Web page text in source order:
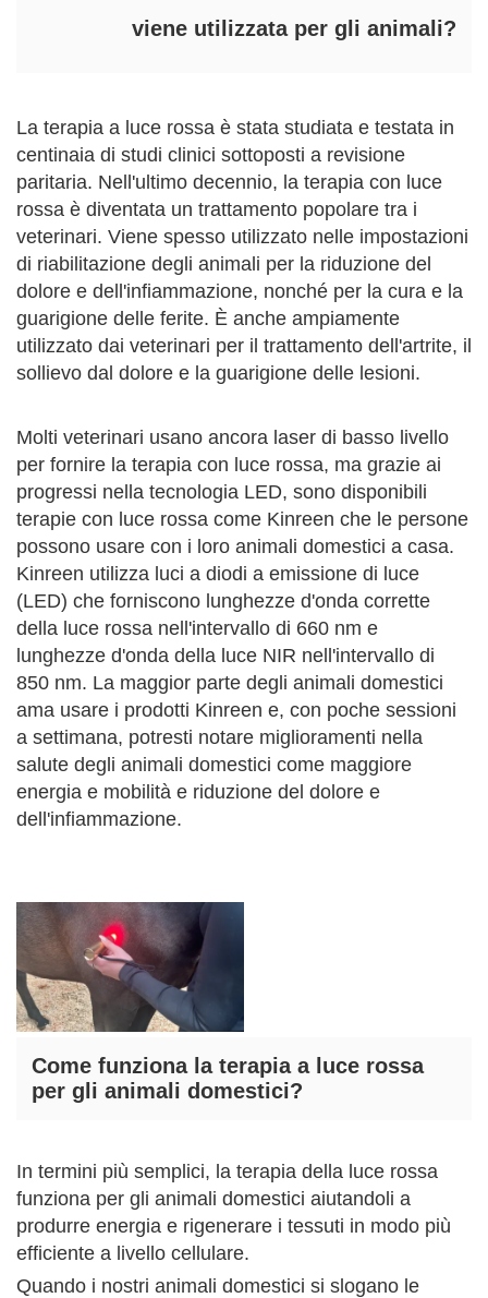
viene utilizzata per gli animali?
La terapia a luce rossa è stata studiata e testata in
centinaia di studi clinici sottoposti a revisione
paritaria. Nell'ultimo decennio, la terapia con luce
rossa è diventata un trattamento popolare tra i
veterinari. Viene spesso utilizzato nelle impostazioni
di riabilitazione degli animali per la riduzione del
dolore e dell'infiammazione, nonché per la cura e la
guarigione delle ferite. È anche ampiamente
utilizzato dai veterinari per il trattamento dell'artrite, il
sollievo dal dolore e la guarigione delle lesioni.
Molti veterinari usano ancora laser di basso livello
per fornire la terapia con luce rossa, ma grazie ai
progressi nella tecnologia LED, sono disponibili
terapie con luce rossa come Kinreen che le persone
possono usare con i loro animali domestici a casa.
Kinreen utilizza luci a diodi a emissione di luce
(LED) che forniscono lunghezze d'onda corrette
della luce rossa nell'intervallo di 660 nm e
lunghezze d'onda della luce NIR nell'intervallo di
850 nm. La maggior parte degli animali domestici
ama usare i prodotti Kinreen e, con poche sessioni
a settimana, potresti notare miglioramenti nella
salute degli animali domestici come maggiore
energia e mobilità e riduzione del dolore e
dell'infiammazione.
Come funziona la terapia a luce rossa
per gli animali domestici?
In termini più semplici, la terapia della luce rossa
funziona per gli animali domestici aiutandoli a
produrre energia e rigenerare i tessuti in modo più
efficiente a livello cellulare.
Quando i nostri animali domestici si slogano le